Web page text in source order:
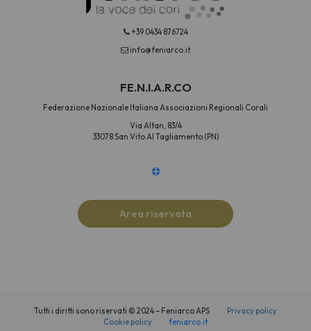
+39 0434 876724
info@feniarco.it
FE.N.I.A.R.CO
Federazione Nazionale Italiana Associazioni Regionali Corali
Via Altan, 83/4
33078 San Vito Al Tagliamento (PN)
Area riservata
Tutti i diritti sono riservati © 2024 – Feniarco APS
Privacy policy
Cookie policy
feniarco.it